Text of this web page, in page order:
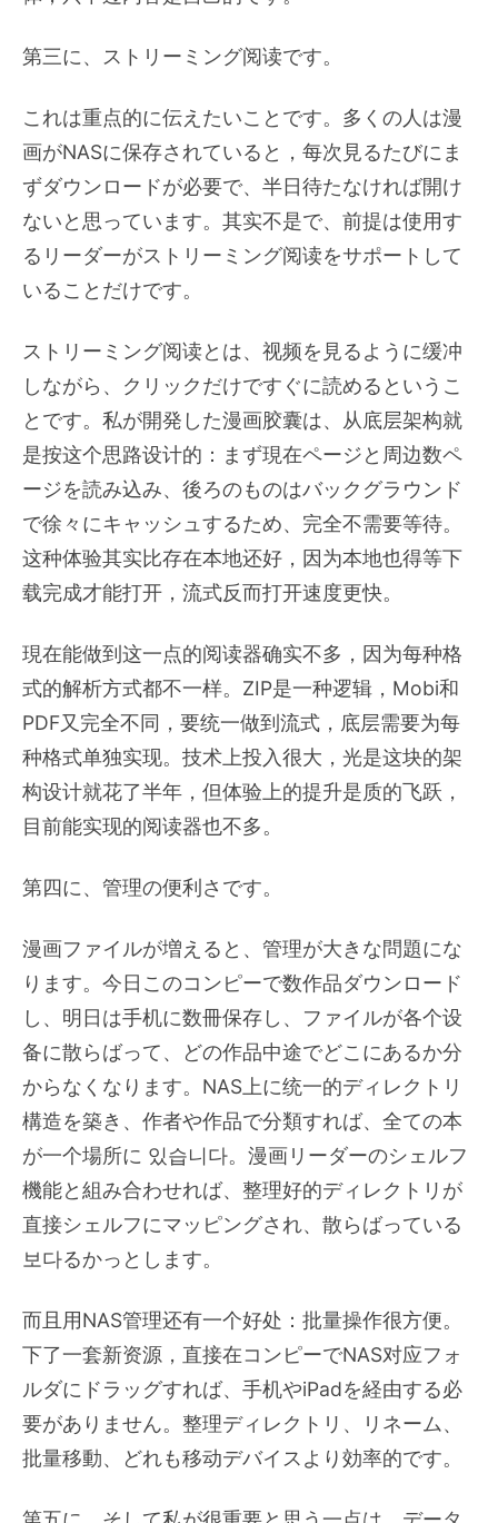
第三に、ストリーミング阅读です。
これは重点的に伝えたいことです。多くの人は漫
画がNASに保存されていると，每次見るたびにま
ずダウンロードが必要で、半日待たなければ開け
ないと思っています。其实不是で、前提は使用す
るリーダーがストリーミング阅读をサポートして
いることだけです。
ストリーミング阅读とは、视频を見るように缓冲
しながら、クリックだけですぐに読めるというこ
とです。私が開発した漫画胶囊は、从底层架构就
是按这个思路设计的：まず現在ページと周边数ペ
ージを読み込み、後ろのものはバックグラウンド
で徐々にキャッシュするため、完全不需要等待。
这种体验其实比存在本地还好，因为本地也得等下
载完成才能打开，流式反而打开速度更快。
現在能做到这一点的阅读器确实不多，因为每种格
式的解析方式都不一样。ZIP是一种逻辑，Mobi和
PDF又完全不同，要统一做到流式，底层需要为每
种格式单独实现。技术上投入很大，光是这块的架
构设计就花了半年，但体验上的提升是质的飞跃，
目前能实现的阅读器也不多。
第四に、管理の便利さです。
漫画ファイルが増えると、管理が大きな問題にな
ります。今日このコンピーで数作品ダウンロード
し、明日は手机に数冊保存し、ファイルが各个设
备に散らばって、どの作品中途でどこにあるか分
からなくなります。NAS上に统一的ディレクトリ
構造を築き、作者や作品で分類すれば、全ての本
が一个場所に 있습니다。漫画リーダーのシェルフ
機能と組み合わせれば、整理好的ディレクトリが
直接シェルフにマッピングされ、散らばっている
보다るかっとします。
而且用NAS管理还有一个好处：批量操作很方便。
下了一套新资源，直接在コンピーでNAS对应フォ
ルダにドラッグすれば、手机やiPadを経由する必
要がありません。整理ディレクトリ、リネーム、
批量移動、どれも移动デバイスより効率的です。